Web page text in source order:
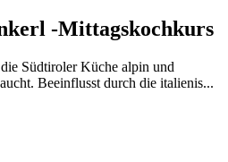
-Mittagskochkurs
Südtiroler Küche alpin und
Beeinflusst durch die italienis...